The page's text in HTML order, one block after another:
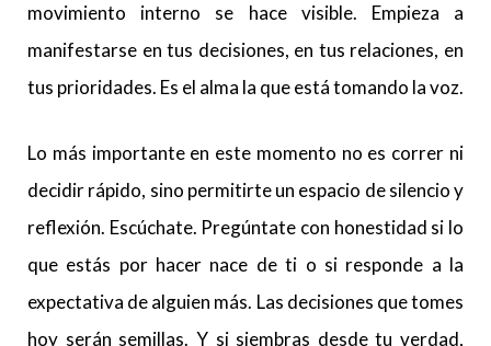
movimiento interno se hace visible. Empieza a
manifestarse en tus decisiones, en tus relaciones, en
tus prioridades. Es el alma la que está tomando la voz.
Lo más importante en este momento no es correr ni
decidir rápido, sino permitirte un espacio de silencio y
reflexión. Escúchate. Pregúntate con honestidad si lo
que estás por hacer nace de ti o si responde a la
expectativa de alguien más. Las decisiones que tomes
hoy serán semillas. Y si siembras desde tu verdad,